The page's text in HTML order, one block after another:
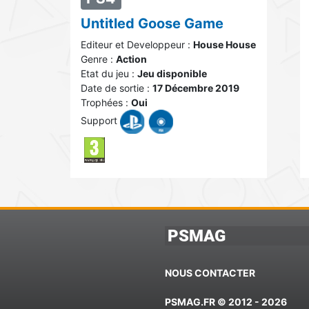
Untitled Goose Game
Editeur et Developpeur : House House
Genre : Action
Etat du jeu : Jeu disponible
Date de sortie : 17 Décembre 2019
Trophées : Oui
Support
PSMAG
NOUS CONTACTER
PSMAG.FR © 2012 - 2026